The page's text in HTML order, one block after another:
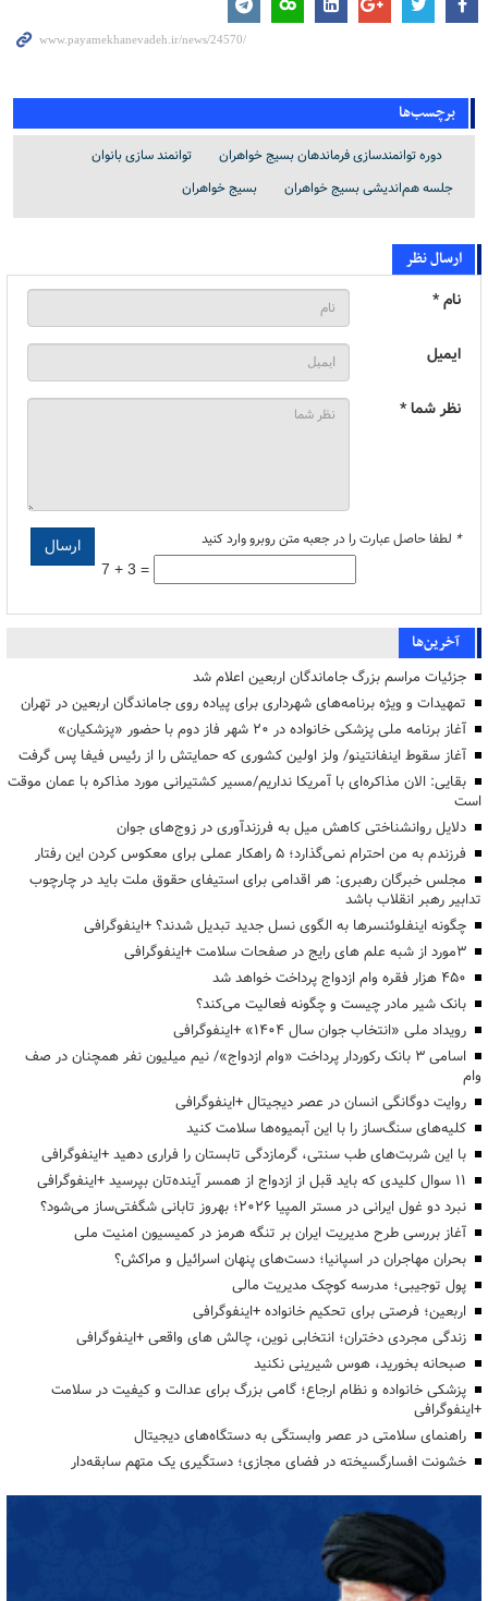
برچسب‌ها
دوره توانمندسازی فرماندهان بسیج خواهران
توانمند سازی بانوان
جلسه هم‌اندیشی بسیج خواهران
بسیج خواهران
ارسال نظر
نام *
ایمیل
نظر شما *
* لطفا حاصل عبارت را در جعبه متن روبرو وارد کنید
7 + 3 =
آخرین‌ها
جزئیات مراسم بزرگ جاماندگان اربعین اعلام شد
تمهیدات و ویژه برنامه‌های شهرداری برای پیاده روی جاماندگان اربعین در تهران
آغاز برنامه ملی پزشکی خانواده در ۲۰ شهر فاز دوم با حضور «پزشکیان»
آغاز سقوط اینفانتینو/ ولز اولین کشوری که حمایتش را از رئیس فیفا پس گرفت
بقایی: الان مذاکره‌ای با آمریکا نداریم/مسیر کشتیرانی مورد مذاکره با عمان موقت
است
دلایل روانشناختی کاهش میل به فرزندآوری در زوج‌های جوان
فرزندم به من احترام نمی‌گذارد؛ ۵ راهکار عملی برای معکوس کردن این رفتار
مجلس خبرگان رهبری: هر اقدامی برای استیفای حقوق ملت باید در چارچوب
تدابیر رهبر انقلاب باشد
چگونه اینفلوئنسرها به الگوی نسل جدید تبدیل شدند؟ +اینفوگرافی
3مورد از شبه علم های رایج در صفحات سلامت +اینفوگرافی
۴۵۰ هزار فقره وام ازدواج پرداخت خواهد شد
بانک شیر مادر چیست و چگونه فعالیت می‌کند؟
رویداد ملی «انتخاب جوان سال ۱۴۰۴» +اینفوگرافی
اسامی ۳ بانک رکوردار پرداخت «وام ازدواج»/ نیم میلیون نفر همچنان در صف
وام
روایت دوگانگی انسان در عصر دیجیتال +اینفوگرافی
کلیه‌های سنگ‌ساز را با این آبمیوه‌ها سلامت کنید
با این شربت‌های طب سنتی، گرمازدگی تابستان را فراری دهید +اینفوگرافی
۱۱ سوال کلیدی که باید قبل از ازدواج از همسر آینده‌تان بپرسید +اینفوگرافی
نبرد دو غول ایرانی در مستر المپیا ۲۰۲۶؛ بهروز تابانی شگفتی‌ساز می‌شود؟
آغاز بررسی طرح مدیریت ایران بر تنگه هرمز در کمیسیون امنیت ملی
بحران مهاجران در اسپانیا؛ دست‌های پنهان اسرائیل و مراکش؟
پول توجیبی؛ مدرسه کوچک مدیریت مالی
اربعین؛ فرصتی برای تحکیم خانواده +اینفوگرافی
زندگی مجردی دختران؛ انتخابی نوین، چالش های واقعی +اینفوگرافی
صبحانه بخورید، هوس شیرینی نکنید
پزشکی خانواده و نظام ارجاع؛ گامی بزرگ برای عدالت و کیفیت در سلامت
+اینفوگرافی
راهنمای سلامتی در عصر وابستگی به دستگاه‌های دیجیتال
خشونت افسارگسیخته در فضای مجازی؛ دستگیری یک متهم سابقه‌دار